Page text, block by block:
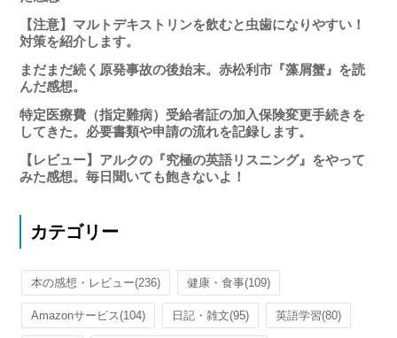
【注意】マルトデキストリンを飲むと虫歯になりやすい！
対策を紹介します。
まだまだ続く原発事故の後始末。赤松利市『藻屑蟹』を読
んだ感想。
特定医療費（指定難病）受給者証の加入保険変更手続きを
してきた。必要書類や申請の流れを記録します。
【レビュー】アルクの『究極の英語リスニング』をやって
みた感想。毎日聞いても飽きないよ！
カテゴリー
本の感想・レビュー(236) 健康・食事(109)
Amazonサービス(104) 日記・雑文(95) 英語学習(80)